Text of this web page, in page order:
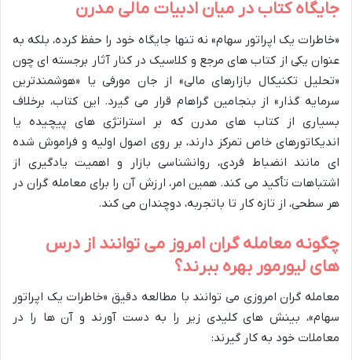
جایگاه کتاب در میان ادبیات مالی مدرن
«خاطرات یک اپراتور سهام» نه تنها جایگاه خود را حفظ کرده، بلکه به
عنوان یکی از کتاب های مرجع و کلاسیک در کنار آثار برجسته ای چون
«تحلیل تکنیکال بازارهای مالی» از جان مورفی یا «هوشمندترین
سرمایه گذار» از بنجامین گراهام قرار می گیرد. این کتاب، برخلاف
بسیاری از کتاب های مدرن که بر استراتژی های پیچیده یا
اندیکاتورهای خاص تمرکز دارند، بر روی اصول اولیه و فراموش شده
ای مانند انضباط فردی، روانشناسی بازار و اهمیت یادگیری از
اشتباهات تأکید می کند. همین امر، ارزش آن را برای معامله گران در
هر سطحی، از تازه کار تا باتجربه، دوچندان می کند.
چگونه معامله گران امروز می توانند از درس
های لیورمور بهره ببرند؟
معامله گران امروزی می توانند با مطالعه دقیق «خاطرات یک اپراتور
سهام»، بینش های کلیدی زیر را به دست آورند و آن ها را در
معاملات خود به کار گیرند: